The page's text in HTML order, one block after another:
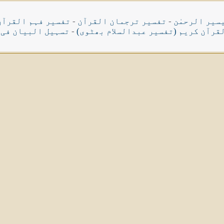
الرحمٰن - تفسیر ترجمان القرآن - تفسیر فہم
کریم (تفسیر عبدالسلام بھٹوی) - تسہیل البیان